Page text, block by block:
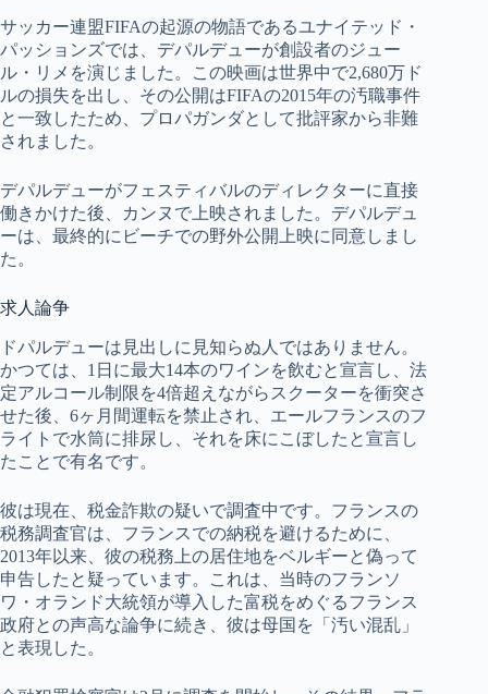
サッカー連盟FIFAの起源の物語であるユナイテッド・
パッションズでは、デパルデューが創設者のジュー
ル・リメを演じました。この映画は世界中で2,680万ド
ルの損失を出し、その公開はFIFAの2015年の汚職事件
と一致したため、プロパガンダとして批評家から非難
されました。
デパルデューがフェスティバルのディレクターに直接
働きかけた後、カンヌで上映されました。デパルデュ
ーは、最終的にビーチでの野外公開上映に同意しまし
た。
求人論争
ドパルデューは見出しに見知らぬ人ではありません。
かつては、1日に最大14本のワインを飲むと宣言し、法
定アルコール制限を4倍超えながらスクーターを衝突さ
せた後、6ヶ月間運転を禁止され、エールフランスのフ
ライトで水筒に排尿し、それを床にこぼしたと宣言し
たことで有名です。
彼は現在、税金詐欺の疑いで調査中です。フランスの
税務調査官は、フランスでの納税を避けるために、
2013年以来、彼の税務上の居住地をベルギーと偽って
申告したと疑っています。これは、当時のフランソ
ワ・オランド大統領が導入した富税をめぐるフランス
政府との声高な論争に続き、彼は母国を「汚い混乱」
と表現した。